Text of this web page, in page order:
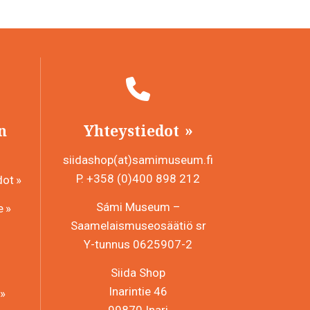
Yhteystiedot
siidashop(at)samimuseum.fi
P. +358 (0)400 898 212
Sámi Museum –
Saamelaismuseosäätiö sr
Y-tunnus 0625907-2
Siida Shop
Inarintie 46